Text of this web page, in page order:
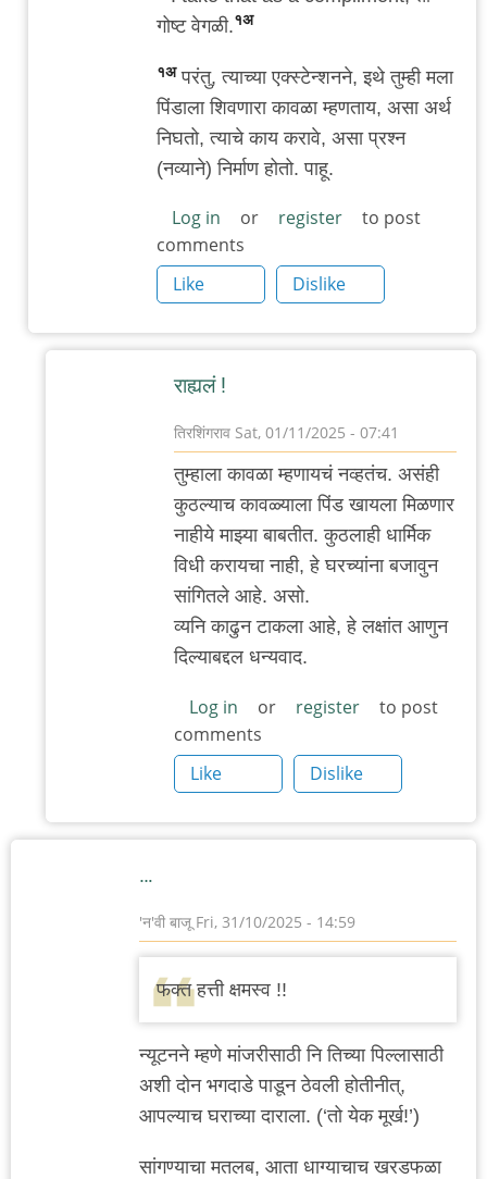
गोष्ट वेगळी.१अ
१अ परंतु, त्याच्या एक्स्टेन्शनने, इथे तुम्ही मला
पिंडाला शिवणारा कावळा म्हणताय, असा अर्थ
निघतो, त्याचे काय करावे, असा प्रश्न
(नव्याने) निर्माण होतो. पाहू.
Log in or register
to post
comments
Like
Dislike
राह्यलं !
तिरशिंगराव Sat, 01/11/2025 - 07:41
reply
to
.
by
'न'वी
बाजू
तुम्हाला कावळा म्हणायचं नव्हतंच. असंही
कुठल्याच कावळ्याला पिंड खायला मिळणार
नाहीये माझ्या बाबतीत. कुठलाही धार्मिक
विधी करायचा नाही, हे घरच्यांना बजावुन
सांगितले आहे. असो.
व्यनि काढुन टाकला आहे, हे लक्षांत आणुन
दिल्याबद्दल धन्यवाद.
Log in or register
to post
comments
Like
Dislike
…
'न'वी बाजू Fri, 31/10/2025 - 14:59
फक्त हत्ती क्षमस्व !!
न्यूटनने म्हणे मांजरीसाठी नि तिच्या पिल्लासाठी
अशी दोन भगदाडे पाडून ठेवली होतीनीत्,
आपल्याच घराच्या दाराला. (‘तो येक मूर्ख!’)
सांगण्याचा मतलब, आता धाग्याचाच खरडफळा